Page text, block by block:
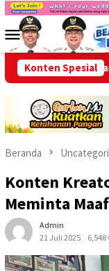
Loncat
kontenMenu
Mobile
Konten Spesial
Layanan Bersih,
Beranda
Konten
Meminta
Admin
21 Juli 2025
6,548